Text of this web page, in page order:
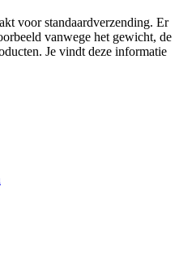
voor standaardverzending. Er
vanwege het gewicht, de
Je vindt deze informatie